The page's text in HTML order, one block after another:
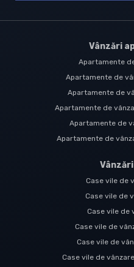
Vânzări
Apartamente
Apartamente de
Apartamente de
Apartamente de
Apartamente de
Apartamente de
Case vile de
Case vile de
Case vile de
Case vile de
Case vile de
Case vile de